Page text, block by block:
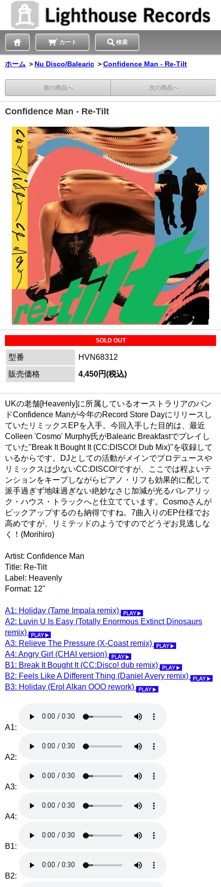
カート 検索
ホーム ＞ Nu Disco/Balearic ＞Confidence Man - Re-Tilt
前の商品へ 次の商品へ
Confidence Man - Re-Tilt
SOLD OUT
型番
HVN68312
販売価格
4,450円(税込)
UKの老舗[Heavenly]に所属しているオーストラリアのバン
ドConfidence Manが今年のRecord Store Dayにリリースし
ていたリミックスEPを入手。今回入手した目的は、最近
Colleen 'Cosmo' Murphy氏がBalearic Breakfastでプレイし
ていた"Break It Bought It (CC:DISCO! Dub Mix)"を収録して
いるからです。DJとしての活動がメインでプロデュースや
リミックスは少ないCC:DISCO!ですが、ここでは程よいテ
ンションをキープしながらピアノ・リフも効果的に配して
派手過ぎず地味過ぎない絶妙なさじ加減が光るバレアリッ
ク・ハウス・トラックへと仕立てています。Cosmoさんが
ピックアップするのも納得ですね。7曲入りのEP仕様でお
高めですが、リミテッドのようですのでどうぞお見逃しな
く！(Morihiro)
Artist: Confidence Man
Title: Re-Tilt
Label: Heavenly
Format: 12"
A1: Holiday (Tame Impala remix)
A2: Luvin U Is Easy (Totally Enormous Extinct Dinosaurs
remix)
A3: Relieve The Pressure (X-Coast remix)
A4: Angry Girl (CHAI version)
B1: Break It Bought It (CC:Disco! dub remix)
B2: Feels Like A Different Thing (Daniel Avery remix)
B3: Holiday (Erol Alkan OOO rework)
A1:
A2:
A3:
A4:
B1:
B2: